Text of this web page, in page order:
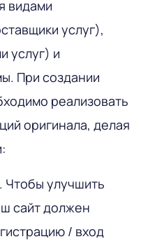
видами
услуг),
услуг) и
При создании
реализовать
оригинала, делая
. Чтобы улучшить
сайт должен
/ вход